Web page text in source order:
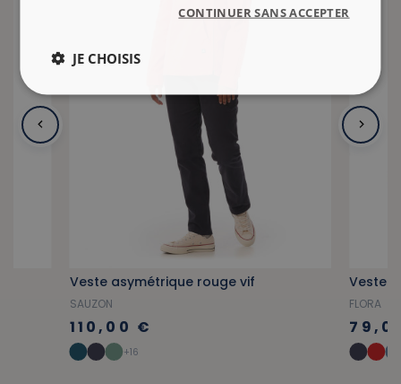
Veste asymétrique rouge vif
SAUZON
110,00 €
+16
Veste
FLORA
CONTINUER SANS ACCEPTER
JE CHOISIS